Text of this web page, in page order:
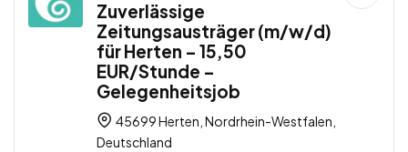
Zuverlässige
Zeitungsausträger (m/w/d)
für Herten – 15,50
EUR/Stunde –
Gelegenheitsjob
45699 Herten, Nordrhein-Westfalen,
Deutschland